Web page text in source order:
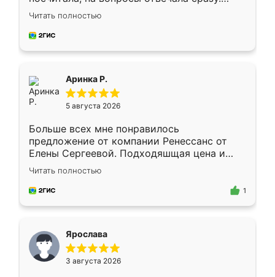
Замерщик приехал в субботу, подошёл к
делу со всей ответственностью. Собрали
за день, ребята работали аккуратно, даже
Читать полностью
Аринка Р.
5 августа 2026
Больше всех мне понравилось
предложение от компании Ренессанс от
Елены Сергеевой. Подходяшщая цена и
короткие сроки изготовления. Приехавший
для замера сотрудник Владислав
предложил по моему эскизу самый
Читать полностью
1
Ярослава
3 августа 2026